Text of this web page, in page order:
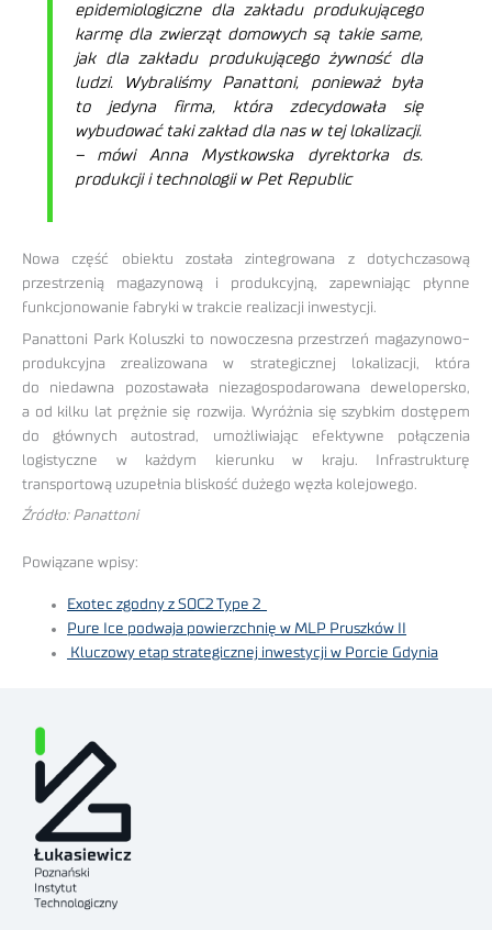
epidemiologiczne dla zakładu produkującego
karmę dla zwierząt domowych są takie same,
jak dla zakładu produkującego żywność dla
ludzi. Wybraliśmy Panattoni, ponieważ była
to jedyna firma, która zdecydowała się
wybudować taki zakład dla nas w tej lokalizacji.
– mówi Anna Mystkowska dyrektorka ds.
produkcji i technologii w Pet Republic
Nowa część obiektu została zintegrowana z dotychczasową
przestrzenią magazynową i produkcyjną, zapewniając płynne
funkcjonowanie fabryki w trakcie realizacji inwestycji.
Panattoni Park Koluszki to nowoczesna przestrzeń magazynowo-
produkcyjna zrealizowana w strategicznej lokalizacji, która
do niedawna pozostawała niezagospodarowana dewelopersko,
a od kilku lat prężnie się rozwija. Wyróżnia się szybkim dostępem
do głównych autostrad, umożliwiając efektywne połączenia
logistyczne w każdym kierunku w kraju. Infrastrukturę
transportową uzupełnia bliskość dużego węzła kolejowego.
Źródło: Panattoni
Powiązane wpisy:
Exotec zgodny z SOC2 Type 2
Pure Ice podwaja powierzchnię w MLP Pruszków II
Kluczowy etap strategicznej inwestycji w Porcie Gdynia